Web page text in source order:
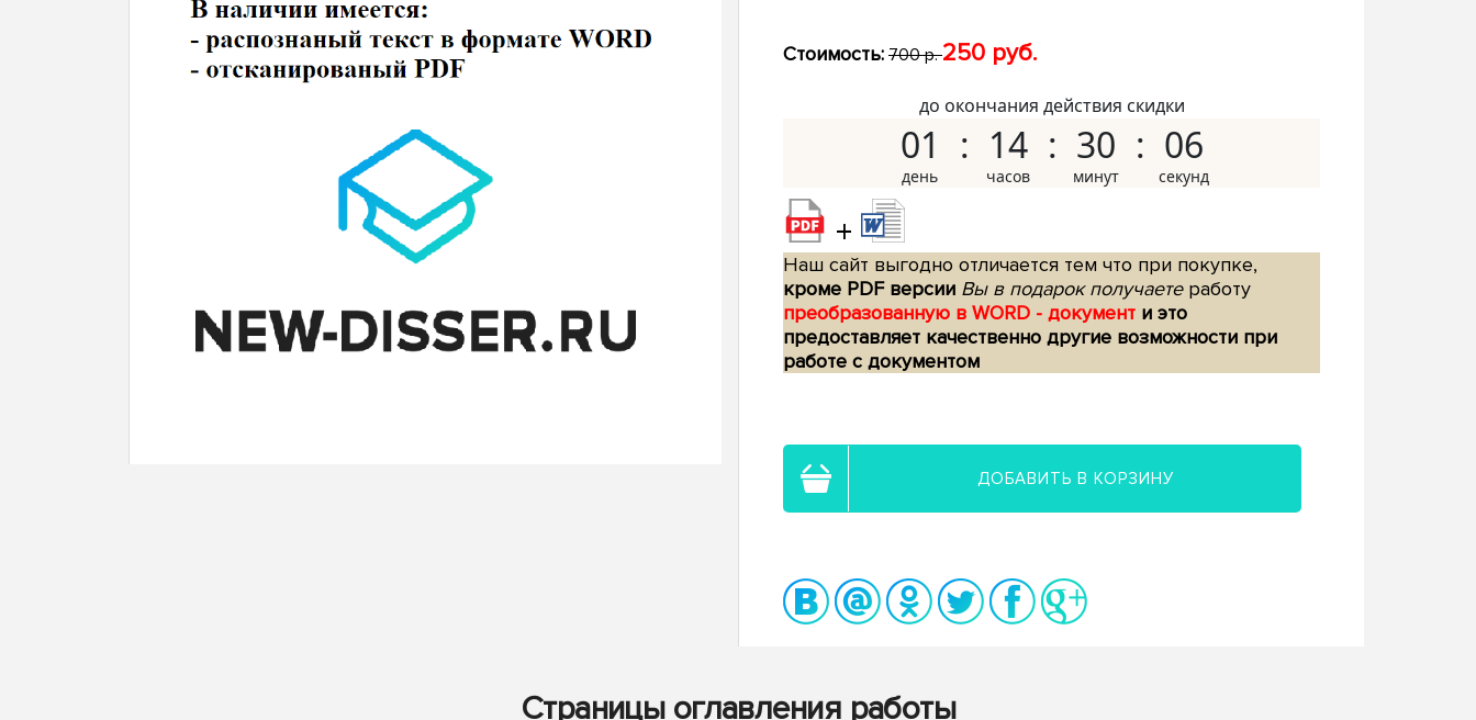
Стоимость: 700 р.250 руб.
до окончания действия скидки
01 14 30 05
+
Наш сайт выгодно отличается тем что при покупке,
кроме PDF версии Вы в подарок получаетеработу
преобразованную в WORD - документ и это
предоставляет качественно другие возможности при
работе с документом
ДОБАВИТЬ В КОРЗИНУ
Страницы оглавления работы